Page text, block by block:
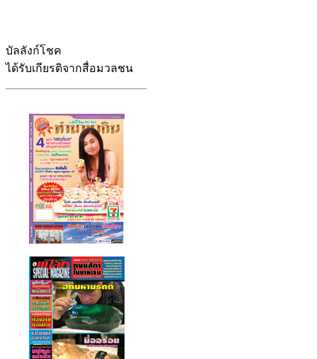
บัลลังก์โชค
ได้รับเกียรติจากสื่อมวลชน